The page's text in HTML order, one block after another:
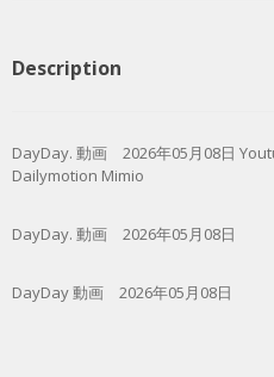
Description
DayDay. 動画 2026年05月08日
Dailymotion Mimio
DayDay. 動画 2026年05月08日
DayDay 動画 2026年05月08日